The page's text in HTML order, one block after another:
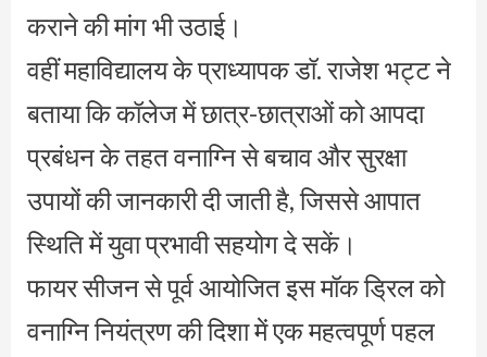
कराने की मांग भी उठाई।
वहीं महाविद्यालय के प्राध्यापक डॉ. राजेश भट्ट ने
बताया कि कॉलेज में छात्र-छात्राओं को आपदा
प्रबंधन के तहत वनाग्नि से बचाव और सुरक्षा
उपायों की जानकारी दी जाती है, जिससे आपात
स्थिति में युवा प्रभावी सहयोग दे सकें।
फायर सीजन से पूर्व आयोजित इस मॉक ड्रिल को
वनाग्नि नियंत्रण की दिशा में एक महत्वपूर्ण पहल